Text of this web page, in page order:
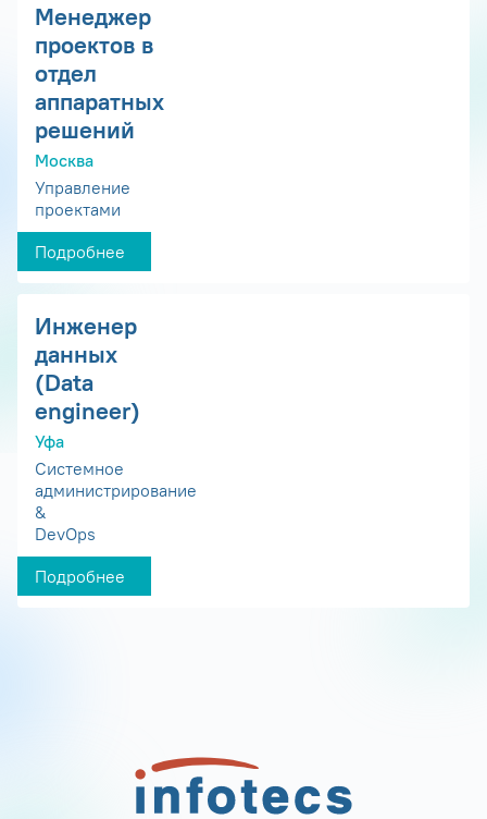
Менеджер
проектов в
отдел
аппаратных
решений
Москва
Управление
проектами
Подробнее
Инженер
данных
(Data
engineer)
Уфа
Системное
администрирование
&
DevOps
Подробнее